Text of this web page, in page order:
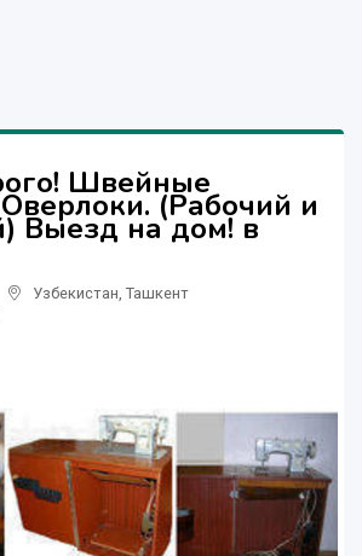
Швейные
(Рабочий и
Выезд на дом! в
Узбекистан Ташкент